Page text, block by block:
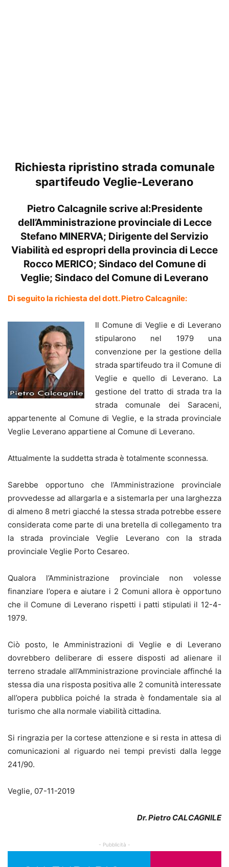
Richiesta ripristino strada comunale
spartifeudo Veglie-Leverano
Pietro Calcagnile scrive al:Presidente
dell’Amministrazione provinciale di Lecce
Stefano MINERVA; Dirigente del Servizio
Viabilità ed espropri della provincia di Lecce
Rocco MERICO; Sindaco del Comune di
Veglie; Sindaco del Comune di Leverano
Di seguito la richiesta del dott. Pietro Calcagnile:
Il Comune di Veglie e di Leverano
stipularono nel 1979 una
convenzione per la gestione della
strada spartifeudo tra il Comune di
Veglie e quello di Leverano. La
gestione del tratto di strada tra la
strada comunale dei Saraceni,
appartenente al Comune di Veglie, e la strada provinciale
Veglie Leverano appartiene al Comune di Leverano.
Attualmente la suddetta strada è totalmente sconnessa.
Sarebbe opportuno che l’Amministrazione provinciale
provvedesse ad allargarla e a sistemarla per una larghezza
di almeno 8 metri giacché la stessa strada potrebbe essere
considerata come parte di una bretella di collegamento tra
la strada provinciale Veglie Leverano con la strada
provinciale Veglie Porto Cesareo.
Qualora l’Amministrazione provinciale non volesse
finanziare l’opera e aiutare i 2 Comuni allora è opportuno
che il Comune di Leverano rispetti i patti stipulati il 12-4-
1979.
Ciò posto, le Amministrazioni di Veglie e di Leverano
dovrebbero deliberare di essere disposti ad alienare il
terreno stradale all’Amministrazione provinciale affinché la
stessa dia una risposta positiva alle 2 comunità interessate
all’opera pubblica poiché la strada è fondamentale sia al
turismo che alla normale viabilità cittadina.
Si ringrazia per la cortese attenzione e si resta in attesa di
comunicazioni al riguardo nei tempi previsti dalla legge
241/90.
Veglie, 07-11-2019
Dr. Pietro CALCAGNILE
- Pubblicità -